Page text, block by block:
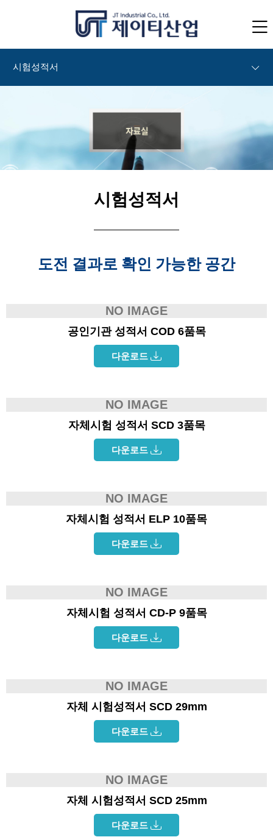
시험성적서
시험성적서
도전 결과로 확인 가능한 공간
NO IMAGE
공인기관 성적서 COD 6품목
다운로드
NO IMAGE
자체시험 성적서 SCD 3품목
다운로드
NO IMAGE
자체시험 성적서 ELP 10품목
다운로드
NO IMAGE
자체시험 성적서 CD-P 9품목
다운로드
NO IMAGE
자체 시험성적서 SCD 29mm
다운로드
NO IMAGE
자체 시험성적서 SCD 25mm
다운로드